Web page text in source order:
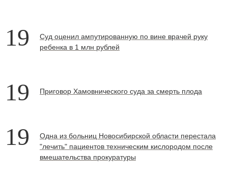
19
Суд оценил ампутированную по вине врачей руку
ребенка в 1 млн рублей
19 Приговор Хамовнического суда за смерть плода
19
Одна из больниц Новосибирской области перестала
"лечить" пациентов техническим кислородом после
вмешательства прокуратуры